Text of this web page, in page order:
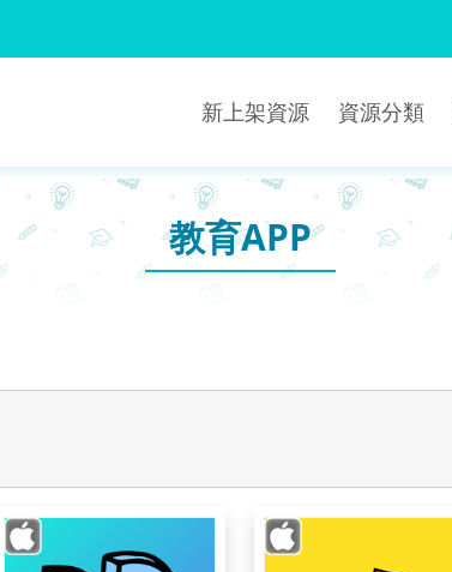
新上架資源 資源分類
教育APP